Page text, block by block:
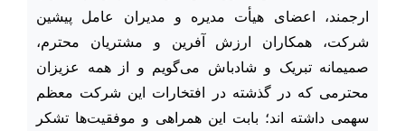
ارجمند، اعضای هیأت مدیره و مدیران عامل پیشین
شرکت، همکاران ارزش آفرین و مشتریان محترم،
صمیمانه تبریک و شادباش می‌گویم و از همه عزیزان
محترمی که در گذشته در افتخارات این شرکت معظم
سهمی داشته ­اند؛ بابت این همراهی و موفقیت‌ها تشکر